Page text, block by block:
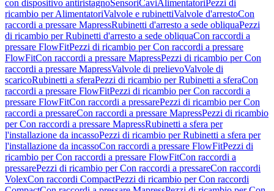
con dispositivo antiristagnoSensoriCaviAlimentatori Pezzi di
ricambio per AlimentatoriValvole e rubinettiValvole d'arrestoCon
raccordi a pressare MapressRubinetti d'arresto a sede obliquaPezzi
di ricambio per Rubinetti d'arresto a sede obliquaCon raccordi a
pressare FlowFitPezzi di ricambio per Con raccordi a pressare
FlowFitCon raccordi a pressare MapressPezzi di ricambio per Con
raccordi a pressare MapressValvole di prelievoValvole di
scaricoRubinetti a sferaPezzi di ricambio per Rubinetti a sferaCon
raccordi a pressare FlowFitPezzi di ricambio per Con raccordi a
pressare FlowFitCon raccordi a pressarePezzi di ricambio per Con
raccordi a pressareCon raccordi a pressare MapressPezzi di ricambio
per Con raccordi a pressare MapressRubinetti a sfera per
l'installazione da incassoPezzi di ricambio per Rubinetti a sfera per
l'installazione da incassoCon raccordi a pressare FlowFitPezzi di
ricambio per Con raccordi a pressare FlowFitCon raccordi a
pressarePezzi di ricambio per Con raccordi a pressareCon raccordi
VolexCon raccordi CompactPezzi di ricambio per Con raccordi